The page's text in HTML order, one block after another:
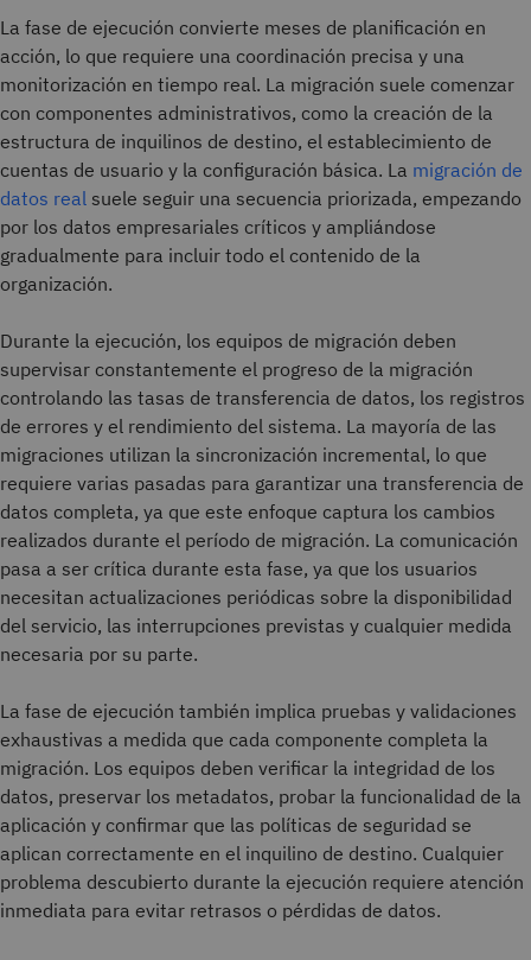
La fase de ejecución convierte meses de planificación en
acción, lo que requiere una coordinación precisa y una
monitorización en tiempo real. La migración suele comenzar
con componentes administrativos, como la creación de la
estructura de inquilinos de destino, el establecimiento de
cuentas de usuario y la configuración básica. La migración de
datos real suele seguir una secuencia priorizada, empezando
por los datos empresariales críticos y ampliándose
gradualmente para incluir todo el contenido de la
organización.
Durante la ejecución, los equipos de migración deben
supervisar constantemente el progreso de la migración
controlando las tasas de transferencia de datos, los registros
de errores y el rendimiento del sistema. La mayoría de las
migraciones utilizan la sincronización incremental, lo que
requiere varias pasadas para garantizar una transferencia de
datos completa, ya que este enfoque captura los cambios
realizados durante el período de migración. La comunicación
pasa a ser crítica durante esta fase, ya que los usuarios
necesitan actualizaciones periódicas sobre la disponibilidad
del servicio, las interrupciones previstas y cualquier medida
necesaria por su parte.
La fase de ejecución también implica pruebas y validaciones
exhaustivas a medida que cada componente completa la
migración. Los equipos deben verificar la integridad de los
datos, preservar los metadatos, probar la funcionalidad de la
aplicación y confirmar que las políticas de seguridad se
aplican correctamente en el inquilino de destino. Cualquier
problema descubierto durante la ejecución requiere atención
inmediata para evitar retrasos o pérdidas de datos.